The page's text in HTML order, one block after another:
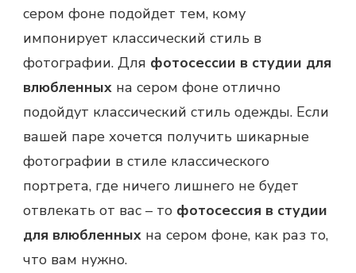
сером фоне подойдет тем, кому
импонирует классический стиль в
фотографии. Для фотосессии в студии для
влюбленных на сером фоне отлично
подойдут классический стиль одежды. Если
вашей паре хочется получить шикарные
фотографии в стиле классического
портрета, где ничего лишнего не будет
отвлекать от вас – то фотосессия в студии
для влюбленных на сером фоне, как раз то,
что вам нужно.